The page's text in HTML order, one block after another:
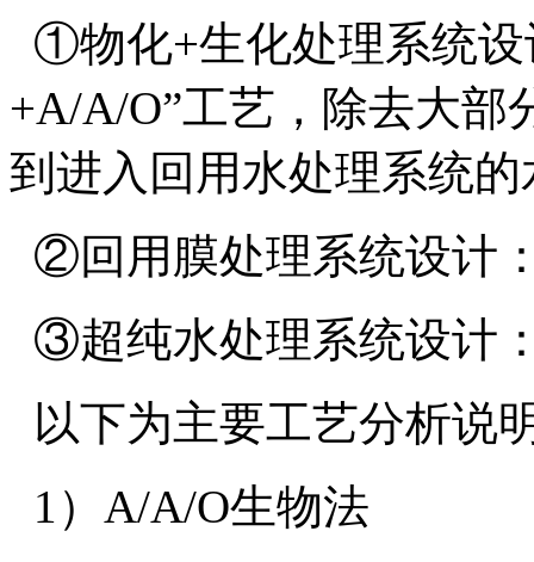
①物化+生化处理系统设
+A/A/O”工艺，除去大部
到进入回用水处理系统
②回用膜处理系统设计
③超纯水处理系统设计
以下为主要工艺分析说
1）A/A/O生物法